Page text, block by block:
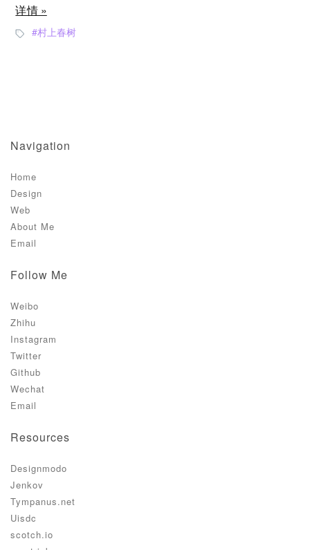
详情 »
村上春树
Navigation
Home
Design
Web
About Me
Email
Follow Me
Weibo
Zhihu
Instagram
Twitter
Github
Wechat
Email
Resources
Designmodo
Jenkov
Tympanus.net
Uisdc
scotch.io